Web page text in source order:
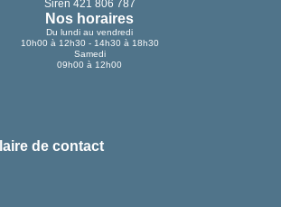
Siren 421 806 787
Nos horaires
Du lundi au vendredi
10h00 à 12h30 - 14h30 à 18h30
Samedi
09h00 à 12h00
de contact